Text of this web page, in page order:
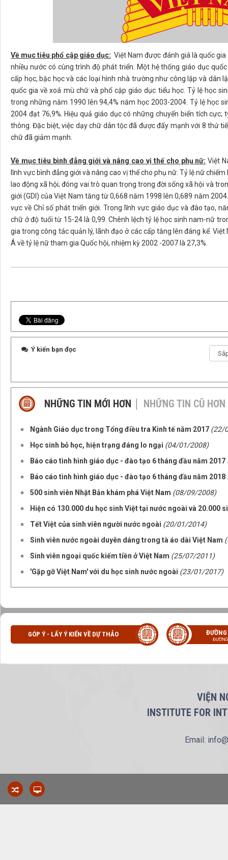
Về mục tiêu phổ cập giáo dục: Việt Nam được đánh giá là quốc
nhiều nước có cùng trình độ phát triển. Một hệ thống giáo dục
cấp học, bậc học và các loại hình nhà trường như công lập và dân
quốc gia về xoá mù chữ và phổ cập giáo dục tiểu học. Tỷ lệ học
trong những năm 1990 lên 94,4% năm học 2003-2004. Tỷ lệ học
2004 đạt 76,9%. Hiệu quả giáo dục có những chuyển biến tích
thông. Đặc biệt, việc dạy chữ dân tộc đã được đẩy mạnh với 8 thứ
chữ đã giảm mạnh.
Về mục tiêu bình đẳng giới và nâng cao vị thế cho phụ nữ: Việt
lĩnh vực bình đẳng giới và nâng cao vị thế cho phụ nữ. Tỷ lệ nữ
lao động xã hội; đóng vai trò quan trọng trong đời sống xã hội và
giới (GDI) của Việt Nam tăng từ 0,668 năm 1998 lên 0,689 năm
vực về Chỉ số phát triển giới. Trong lĩnh vực giáo dục và đào tạo,
chữ ở độ tuổi từ 15-24 là 0,99. Chênh lệch tỷ lệ học sinh nam-nữ
gia trong công tác quản lý, lãnh đạo ở các cấp tăng lên đáng kể.
Á về tỷ lệ nữ tham gia Quốc hội, nhiệm kỳ 2002 -2007 là 27,3%.
Ý kiến bạn đọc
NHỮNG TIN MỚI HƠN NHỮNG TIN CŨ HƠN
Ngành Giáo dục trong Tổng điều tra Kinh tế năm 2017 (22/
Học sinh bỏ học, hiện trạng đáng lo ngại (04/01/2008)
Báo cáo tình hình giáo dục - đào tạo 6 tháng đầu năm 2017
Báo cáo tình hình giáo dục - đào tạo 6 tháng đầu năm 2018
500 sinh viên Nhật Bản khám phá Việt Nam (08/09/2008)
Hiện có 130.000 du học sinh Việt tại nước ngoài và 20.000
Tết Việt của sinh viên người nước ngoài (20/01/2014)
Sinh viên nước ngoài duyên dáng trong tà áo dài Việt Nam
Sinh viên ngoại quốc kiếm tiền ở Việt Nam (25/07/2011)
'Gặp gỡ Việt Nam' với du học sinh nước ngoài (23/01/2017)
GÓP Ý - LẤY Ý KIẾN VỀ DỰ THẢO
VIỆN
INSTITUTE FOR
Email: